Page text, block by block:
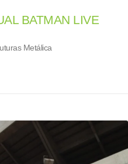
BATMAN LIVE
Metálica